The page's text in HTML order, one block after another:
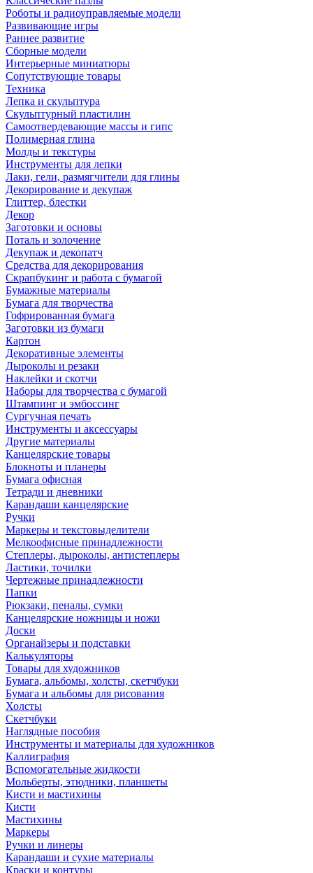
Роботы и радиоуправляемые модели
Развивающие игры
Раннее развитие
Сборные модели
Интерьерные миниатюры
Сопутствующие товары
Техника
Лепка и скульптура
Скульптурный пластилин
Самоотвердевающие массы и гипс
Полимерная глина
Молды и текстуры
Инструменты для лепки
Лаки, гели, размягчители для глины
Декорирование и декупаж
Глиттер, блестки
Декор
Заготовки и основы
Поталь и золочение
Декупаж и декопатч
Средства для декорирования
Скрапбукинг и работа с бумагой
Бумажные материалы
Бумага для творчества
Гофрированная бумага
Заготовки из бумаги
Картон
Декоративные элементы
Дыроколы и резаки
Наклейки и скотчи
Наборы для творчества с бумагой
Штампинг и эмбоссинг
Сургучная печать
Инструменты и аксессуары
Другие материалы
Канцелярские товары
Блокноты и планеры
Бумага офисная
Тетради и дневники
Карандаши канцелярские
Ручки
Маркеры и текстовыделители
Мелкоофисные принадлежности
Степлеры, дыроколы, антистеплеры
Ластики, точилки
Чертежные принадлежности
Папки
Рюкзаки, пеналы, сумки
Канцелярские ножницы и ножи
Доски
Органайзеры и подставки
Калькуляторы
Товары для художников
Бумага, альбомы, холсты, скетчбуки
Бумага и альбомы для рисования
Холсты
Скетчбуки
Наглядные пособия
Инструменты и материалы для художников
Каллиграфия
Вспомогательные жидкости
Мольберты, этюдники, планшеты
Кисти и мастихины
Кисти
Мастихины
Маркеры
Ручки и линеры
Карандаши и сухие материалы
Краски и контуры